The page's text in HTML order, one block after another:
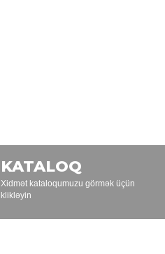
KATALOQ
Xidmət kataloqumuzu görmək üçün
klikləyin